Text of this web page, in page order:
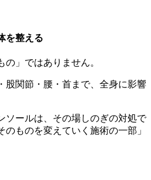
を整える
」ではありません。
股関節・腰・首まで、全身に影響
ソールは、その場しのぎの対処で
ものを変えていく施術の一部」